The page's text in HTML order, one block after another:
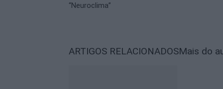
“Neuroclima”
ARTIGOS RELACIONADOSMais do